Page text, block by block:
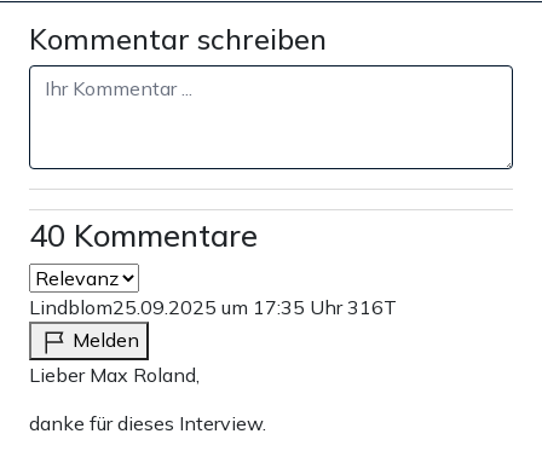
Kommentar schreiben
40 Kommentare
Lindblom25.09.2025 um 17:35 Uhr316T
Melden
Lieber Max Roland,
danke für dieses Interview.